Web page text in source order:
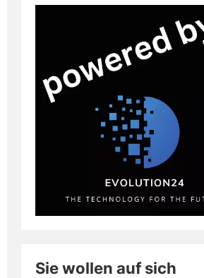
Sie wollen auf sich